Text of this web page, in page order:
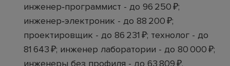
инженер‑программист - до 96 250 ₽;
инженер‑электроник - до 88 200 ₽;
проектировщик - до 86 231 ₽; технолог - до
81 643 ₽; инженер лаборатории - до 80 000 ₽;
инженеры без профиля - до 63 809 ₽.